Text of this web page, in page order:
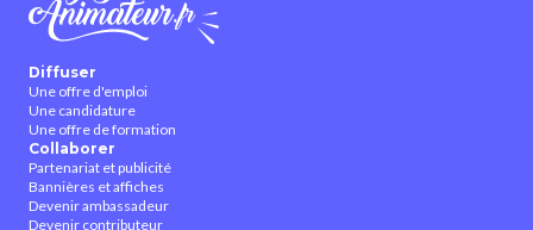
Diffuser
Une offre d'emploi
Une candidature
Une offre de formation
Collaborer
Partenariat et publicité
Bannières et affiches
Devenir ambassadeur
Devenir contributeur